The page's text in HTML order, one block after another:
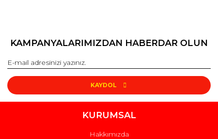
KAMPANYALARIMIZDAN HABERDAR OLUN
KAYDOL
KURUMSAL
Hakkımızda